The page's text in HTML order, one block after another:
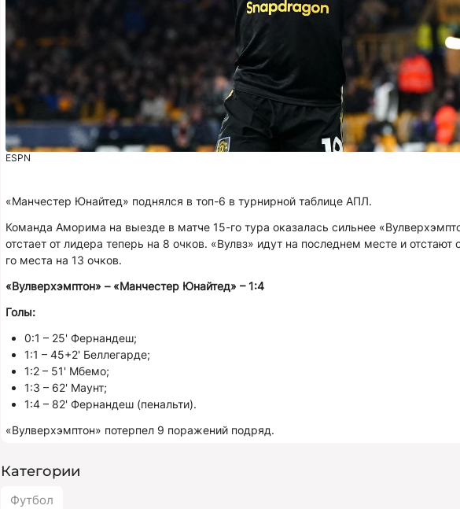
ESPN
«Манчестер Юнайтед» поднялся в топ-6 в турнирной таблице АПЛ.
Команда Аморима на выезде в матче 15-го тура оказалась сильнее
отстает от лидера теперь на 8 очков. «Вулвз» идут на последнем месте и отстают
го места на 13 очков.
«Вулверхэмптон» – «Манчестер Юнайтед» – 1:4
Голы:
0:1 – 25' Фернандеш;
1:1 – 45+2' Беллегарде;
1:2 – 51' Мбемо;
1:3 – 62' Маунт;
1:4 – 82' Фернандеш (пенальти).
«Вулверхэмптон» потерпел 9 поражений подряд.
Категории
Футбол